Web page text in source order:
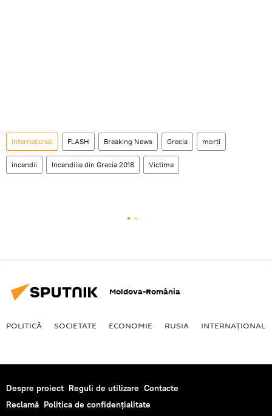
Internaţional FLASH Breaking News Grecia morți
incendii Incendiile din Grecia 2018 Victime
Moldova-România
POLITICĂ SOCIETATE ECONOMIE RUSIA INTERNAŢIONAL
Despre proiect Reguli de utilizare Contacte
Reclamă Politica de confidențialitate